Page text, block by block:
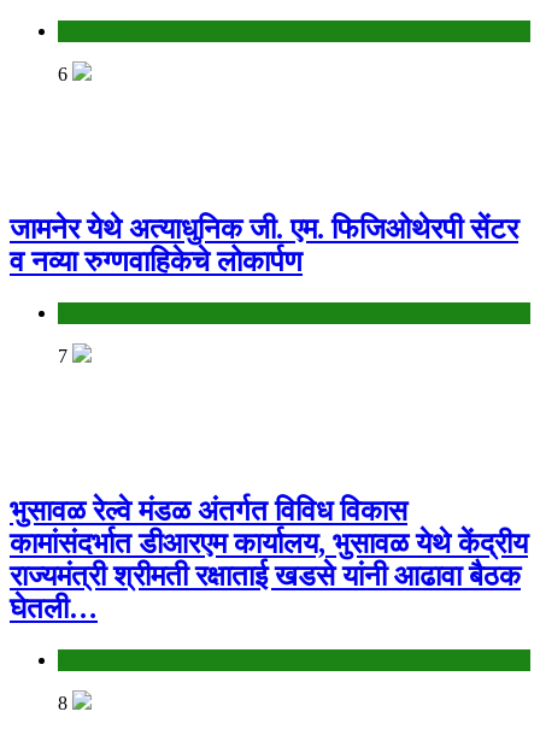
6
जामनेर येथे अत्याधुनिक जी. एम. फिजिओथेरपी सेंटर
व नव्या रुग्णवाहिकेचे लोकार्पण
7
भुसावळ रेल्वे मंडळ अंतर्गत विविध विकास
कामांसंदर्भात डीआरएम कार्यालय, भुसावळ येथे केंद्रीय
राज्यमंत्री श्रीमती रक्षाताई खडसे यांनी आढावा बैठक
घेतली…
8